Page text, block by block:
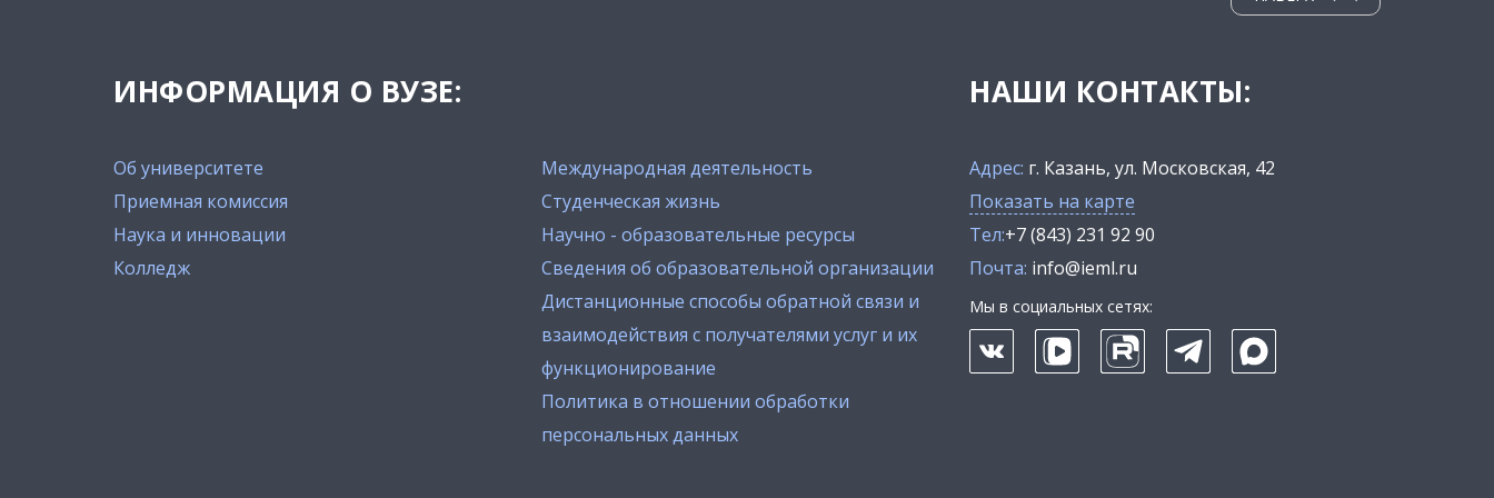
ИНФОРМАЦИЯ О ВУЗЕ:
Об университете
Приемная комиссия
Наука и инновации
Колледж
Международная деятельность
Студенческая жизнь
Научно - образовательные ресурсы
Сведения об образовательной организации
Дистанционные способы обратной связи и
взаимодействия с получателями услуг и их
функционирование
Политика в отношении обработки
персональных данных
НАШИ КОНТАКТЫ:
Адрес: г. Казань, ул. Московская, 42
Показать на карте
Тел:+7 (843) 231 92 90
Почта: info@ieml.ru
Мы в социальных сетях: